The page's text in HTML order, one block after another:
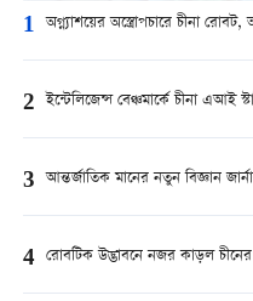
1 অগ্ন্যাশয়ের অস্ত্রোপচারে চীনা রোবট,
2 ইন্টেলিজেন্স বেঞ্চমার্কে চীনা এআই
3 আন্তর্জাতিক মানের নতুন বিজ্ঞান
4 রোবটিক উদ্ভাবনে নজর কাড়ল চীনের